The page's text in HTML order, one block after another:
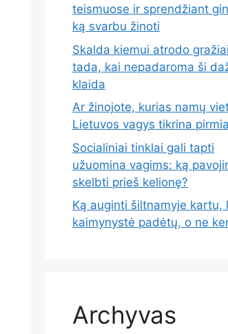
teismuose ir sprendžiant
ką svarbu žinoti
Skalda kiemui atrodo
tada, kai nepadaroma ši
klaida
Ar žinojote, kurias namų
Lietuvos vagys tikrina
Socialiniai tinklai gali tapti
užuomina vagims: ką
skelbti prieš kelionę?
Ką auginti šiltnamyje kartu,
kaimynystė padėtų, o ne
Archyvas